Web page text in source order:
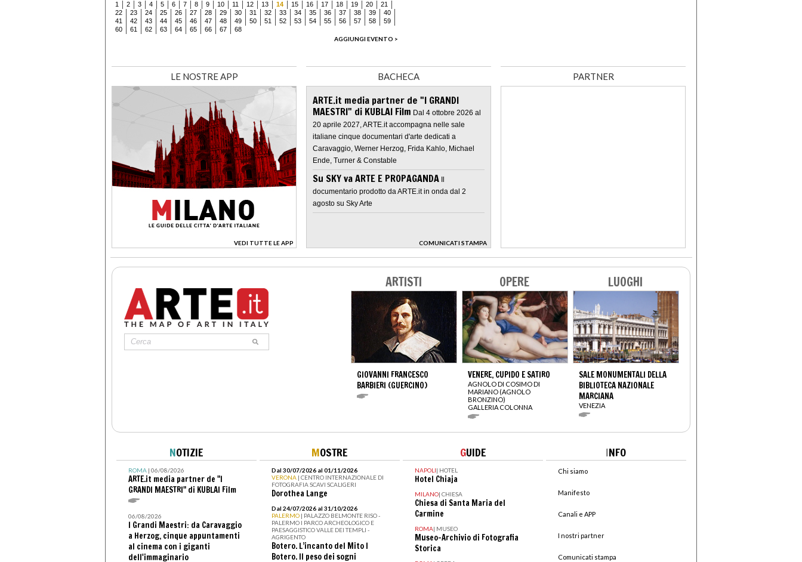
1 2 3 4 5 6 7 8 9 10 11 12 13 14 15 16 17 18 19 20
21
22
23 24 25 26 27 28 29 30 31 32 33 34 35 36 37 38 39
40
41
42 43 44 45 46 47 48 49 50 51 52 53 54 55 56 57 58
59
60
61 62 63 64 65 66 67
68
AGGIUNGI EVENTO >
LE NOSTRE APP
VEDI TUTTE LE APP
>
BACHECA
ARTE.it media partner de "I GRANDI
MAESTRI" di KUBLAI Film Dal 4 ottobre 2026 al
20 aprile 2027, ARTE.it accompagna nelle sale
italiane cinque documentari d'arte dedicati a
Caravaggio, Werner Herzog, Frida Kahlo, Michael
Ende, Turner & Constable
Su SKY va ARTE E PROPAGANDA Il
documentario prodotto da ARTE.it in onda dal 2
agosto su Sky Arte
COMUNICATI STAMPA
>
PARTNER
ARTISTI
GIOVANNI FRANCESCO
BARBIERI (GUERCINO)
OPERE
VENERE, CUPIDO E SATIRO
AGNOLO DI COSIMO DI
MARIANO (AGNOLO
BRONZINO)
GALLERIA COLONNA
LUOGHI
SALE MONUMENTALI DELLA
BIBLIOTECA NAZIONALE
MARCIANA
VENEZIA
NOTIZIE
ROMA| 06/08/2026
ARTE.it media partner de "I
GRANDI MAESTRI" di KUBLAI Film
06/08/2026
I Grandi Maestri: da Caravaggio
a Herzog, cinque appuntamenti
al cinema con i giganti
dell'immaginario
MOSTRE
Dal 30/07/2026 al 01/11/2026
VERONA | CENTRO INTERNAZIONALE DI
FOTOGRAFIA SCAVI SCALIGERI
Dorothea Lange
Dal 24/07/2026 al 31/10/2026
PALERMO | PALAZZO BELMONTE RISO -
PALERMO I PARCO ARCHEOLOGICO E
PAESAGGISTICO VALLE DEI TEMPLI -
AGRIGENTO
Botero. L’incanto del Mito I
Botero. Il peso dei sogni
GUIDE
NAPOLI| HOTEL
Hotel Chiaja
MILANO| CHIESA
Chiesa di Santa Maria del
Carmine
ROMA| MUSEO
Museo-Archivio di Fotografia
Storica
INFO
Chi siamo
Manifesto
Canali e APP
I nostri partner
Comunicati stampa